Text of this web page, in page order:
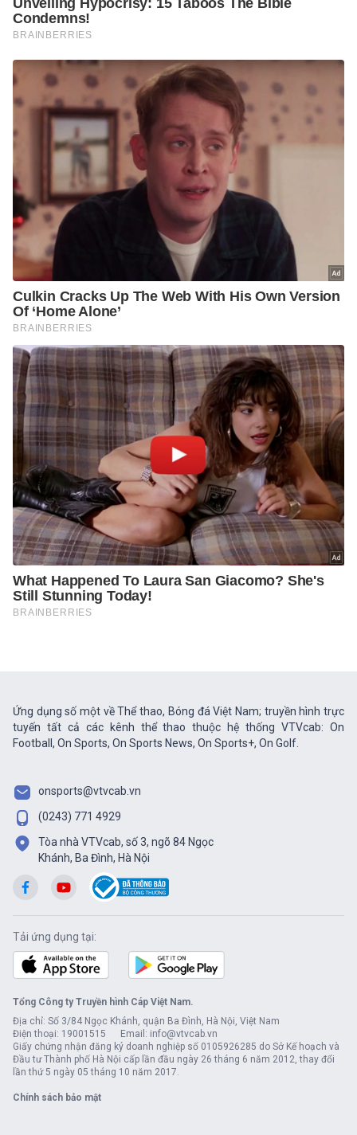
Ứng dụng số một về Thể thao, Bóng đá Việt Nam; truyền hình trực
tuyến tất cả các kênh thể thao thuộc hệ thống VTVcab: On
Football, On Sports, On Sports News, On Sports+, On Golf.
onsports@vtvcab.vn
(0243) 771 4929
Tòa nhà VTVcab, số 3, ngõ 84 Ngọc
Khánh, Ba Đình, Hà Nội
Tổng Công ty Truyền hình Cáp Việt Nam.
Địa chỉ: Số 3/84 Ngọc Khánh, quận Ba Đình, Hà Nội, Việt Nam
Điện thoại: 19001515 Email: info@vtvcab.vn
Giấy chứng nhận đăng ký doanh nghiệp số 0105926285 do Sở Kế hoạch và
Đầu tư Thành phố Hà Nội cấp lần đầu ngày 26 tháng 6 năm 2012, thay đổi
lần thứ 5 ngày 05 tháng 10 năm 2017.
Chính sách bảo mật
Tải ứng dụng tại: